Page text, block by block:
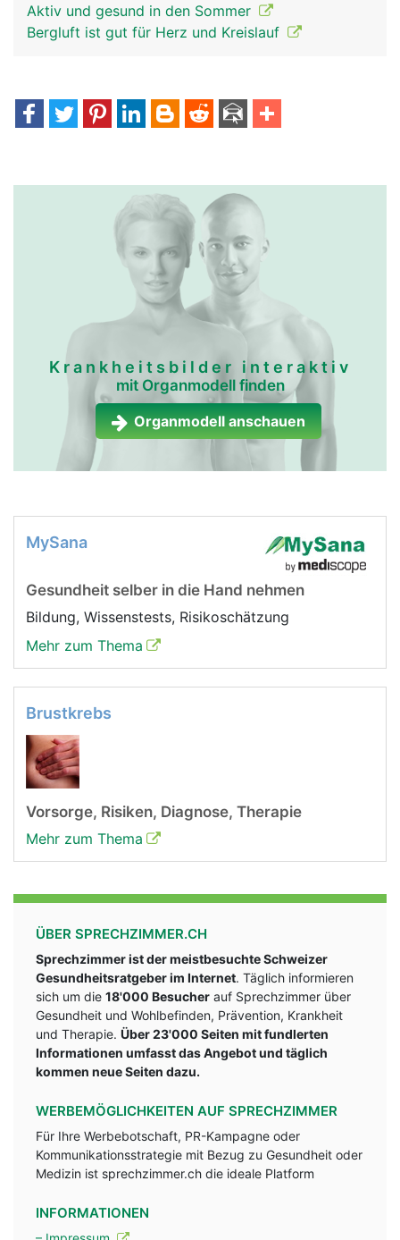
Aktiv und gesund in den Sommer
Bergluft ist gut für Herz und Kreislauf
Krankheitsbilder interaktiv
mit Organmodell finden
Organmodell anschauen
MySana
Gesundheit selber in die Hand nehmen
Bildung, Wissenstests, Risikoschätzung
Mehr zum Thema
Brustkrebs
Vorsorge, Risiken, Diagnose, Therapie
Mehr zum Thema
ÜBER SPRECHZIMMER.CH
Sprechzimmer ist der meistbesuchte Schweizer
Gesundheitsratgeber im Internet. Täglich informieren
sich um die 18'000 Besucher auf Sprechzimmer über
Gesundheit und Wohlbefinden, Prävention, Krankheit
und Therapie. Über 23'000 Seiten mit fundlerten
Informationen umfasst das Angebot und täglich
kommen neue Seiten dazu.
WERBEMÖGLICHKEITEN AUF SPRECHZIMMER
Für Ihre Werbebotschaft, PR-Kampagne oder
Kommunikationsstrategie mit Bezug zu Gesundheit oder
Medizin ist sprechzimmer.ch die ideale Platform
INFORMATIONEN